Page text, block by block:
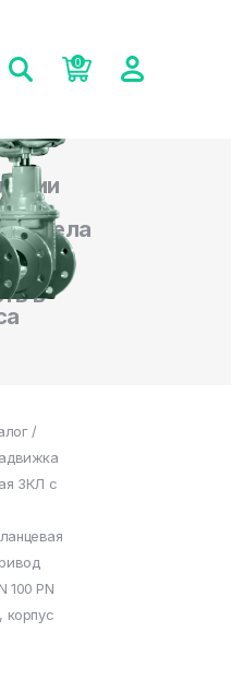
0
отдела
в
/
ЗКЛ с
100 PN
корпус